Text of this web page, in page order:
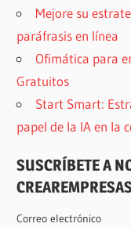
Mejore su
paráfrasis en línea
Ofimática para
Gratuitos
Start Smart:
papel de la IA en la
SUSCRÍBETE A
Correo electrónico